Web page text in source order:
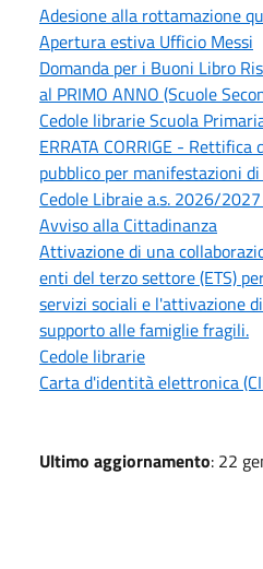
Adesione alla rottamazione
Apertura estiva Ufficio Messi
Domanda per i Buoni Libro
al PRIMO ANNO (Scuole
Cedole librarie Scuola
ERRATA CORRIGE -
pubblico per manifestazioni
Cedole Libraie a.s. 2026/
Avviso alla Cittadinanza
Attivazione di una
enti del terzo settore (ETS)
servizi sociali e l'attivazione
supporto alle famiglie fragili.
Cedole librarie
Carta d'identità elettronica
Ultimo aggiornamento: 22